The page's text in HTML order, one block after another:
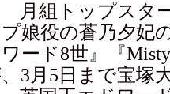
組トップスター
プ娘役の蒼乃夕妃
ワード8世』『
3月5日まで宝塚